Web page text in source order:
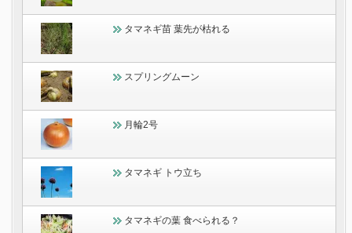
タマネギ苗 葉先が枯れる
スプリングムーン
月輪2号
タマネギ トウ立ち
タマネギの葉 食べられる？